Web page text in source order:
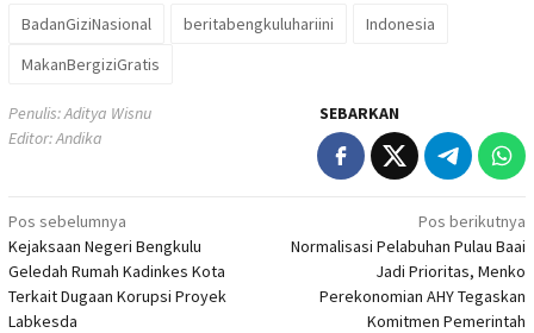
BadanGiziNasional beritabengkuluhariini
Indonesia
MakanBergiziGratis
Penulis: Aditya Wisnu
Editor: Andika
SEBARKAN
Navigasi
pos
Pos sebelumnya
Kejaksaan Negeri Bengkulu
Geledah Rumah Kadinkes Kota
Terkait Dugaan Korupsi Proyek
Labkesda
Pos berikutnya
Normalisasi Pelabuhan Pulau Baai
Jadi Prioritas, Menko
Perekonomian AHY Tegaskan
Komitmen Pemerintah